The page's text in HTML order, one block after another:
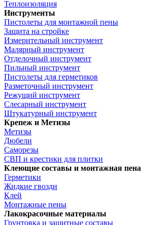
Теплоизоляция
Инструменты
Пистолеты для монтажной пены
Защита на стройке
Измерительный инструмент
Малярный инструмент
Отделочный инструмент
Пильный инструмент
Пистолеты для герметиков
Разметочный инструмент
Режущий инструмент
Слесарный инструмент
Штукатурный инструмент
Крепеж и Метизы
Метизы
Дюбели
Саморезы
СВП и крестики для плитки
Клеющие составы и монтажная пена
Герметики
Жидкие гвозди
Клей
Монтажные пены
Лакокрасочные материалы
Грунтовка и защитные составы